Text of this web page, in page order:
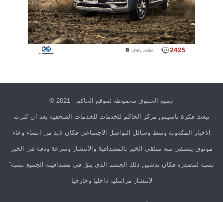
جميع الحقوق محفوظة لموقع الحاكم - 2021 ©
نبعت فكرة تاسيس مركز الحاكم للخدمات للخدمات الصحفية بعد ان كثرت
الاخبار المكذوبة وسط وسائل التواصل الاجتماعي فكان لابد من انشاء وعاء
موثوق يستقي منه متلقي الخبر بالمصداقية والانتشار وسرعة ودقة في الخبر
نسبة لمصدره فكان تدشين ذلك الجسم الذي يثق في مصداقيته الجميع نسبة”
لانتشار مراسليه داخليا وخارجيا